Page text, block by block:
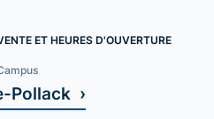
ET HEURES D'OUVERTURE
Pollack ›